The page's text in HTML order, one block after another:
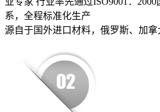
系，全程标准化生产
源自于国外进口材料，俄罗斯、加